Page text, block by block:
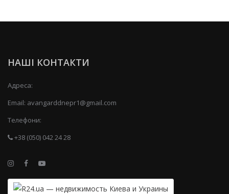
НАШІ КОНТАКТИ
Адреса:
Email: avangarddnepr1@gmail.com
Телефони:
+38 (050) 042 24 28